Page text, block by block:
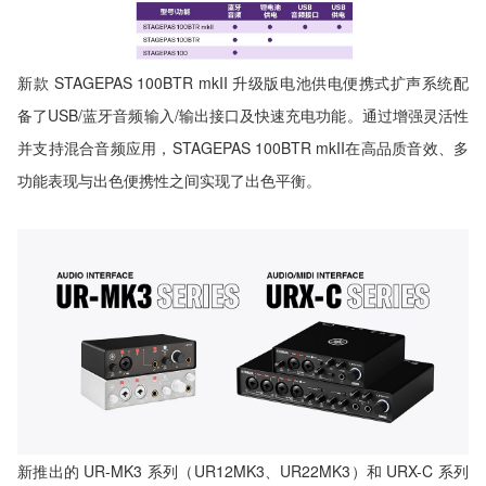
新款 STAGEPAS 100BTR mkII 升级版电池供电便携式扩声系统配
备了USB/蓝牙音频输入/输出接口及快速充电功能。通过增强灵活性
并支持混合音频应用，STAGEPAS 100BTR mkII在高品质音效、多
功能表现与出色便携性之间实现了出色平衡。
新推出的 UR-MK3 系列（UR12MK3、UR22MK3）和 URX-C 系列